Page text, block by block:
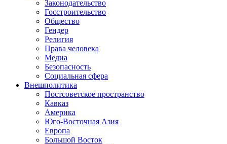
Законодательство
Госстроительство
Общество
Гендер
Религия
Права человека
Медиа
Безопасность
Социальная сфера
Внешполитика
Постсоветское пространство
Кавказ
Америка
Юго-Восточная Азия
Европа
Большой Восток